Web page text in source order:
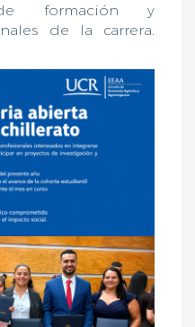
formación y
de la carrera.